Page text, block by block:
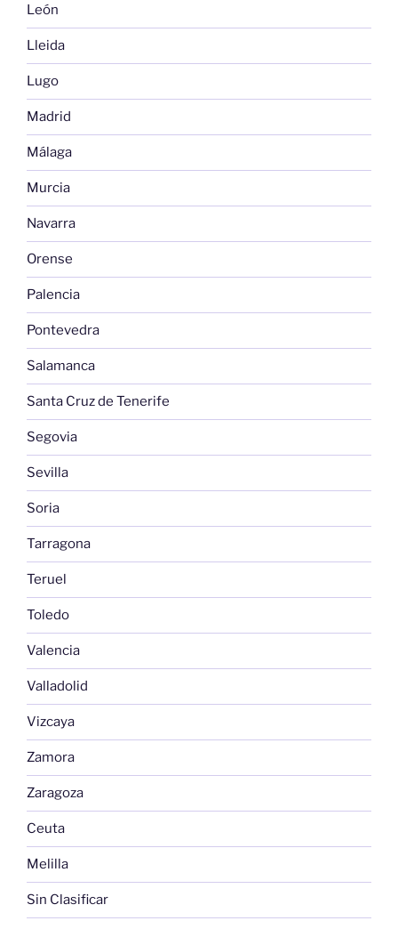
León
Lleida
Lugo
Madrid
Málaga
Murcia
Navarra
Orense
Palencia
Pontevedra
Salamanca
Santa Cruz de Tenerife
Segovia
Sevilla
Soria
Tarragona
Teruel
Toledo
Valencia
Valladolid
Vizcaya
Zamora
Zaragoza
Ceuta
Melilla
Sin Clasificar